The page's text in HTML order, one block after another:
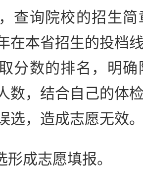
查询院校的招生
在本省招生的投档
分数的排名，明
数，结合自己的体
选，造成志愿无效
成志愿填报。